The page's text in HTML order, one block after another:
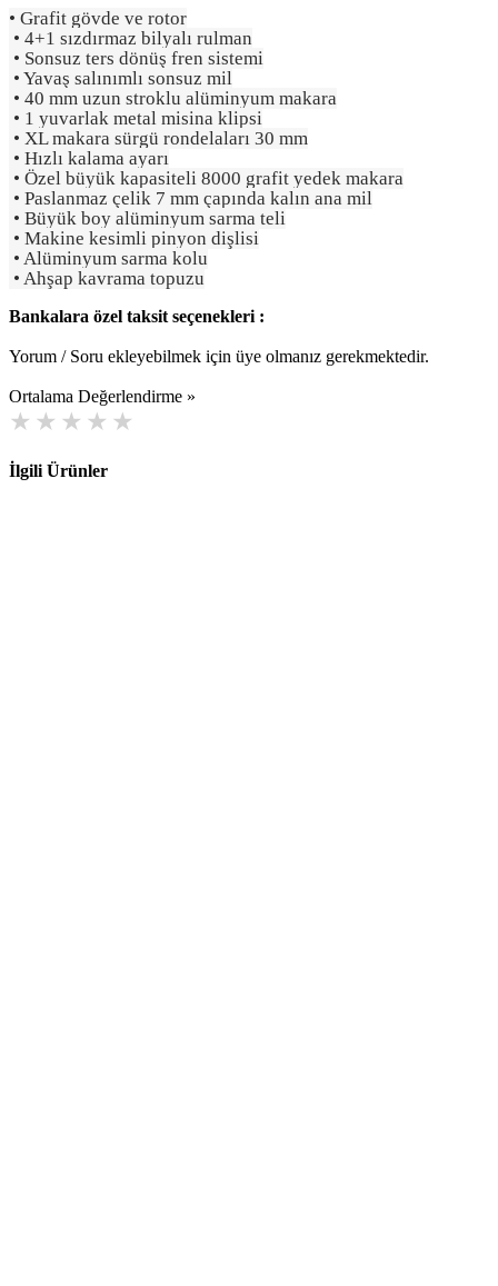
• Grafit gövde ve rotor
• 4+1 sızdırmaz bilyalı rulman
• Sonsuz ters dönüş fren sistemi
• Yavaş salınımlı sonsuz mil
• 40 mm uzun stroklu alüminyum makara
• 1 yuvarlak metal misina klipsi
• XL makara sürgü rondelaları 30 mm
• Hızlı kalama ayarı
• Özel büyük kapasiteli 8000 grafit yedek makara
• Paslanmaz çelik 7 mm çapında kalın ana mil
• Büyük boy alüminyum sarma teli
• Makine kesimli pinyon dişlisi
• Alüminyum sarma kolu
• Ahşap kavrama topuzu
Bankalara özel taksit seçenekleri :
Yorum / Soru ekleyebilmek için üye olmanız gerekmektedir.
Ortalama Değerlendirme »
İlgili Ürünler